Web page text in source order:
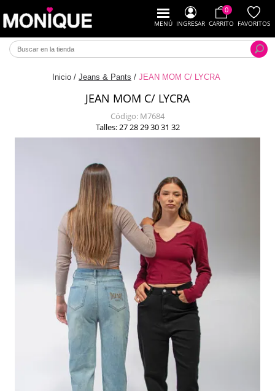
MENÚ INGRESAR
0
CARRITO FAVORITOS
Inicio / Jeans & Pants / JEAN MOM C/ LYCRA
JEAN MOM C/ LYCRA
Código: M7684
Talles: 27 28 29 30 31 32